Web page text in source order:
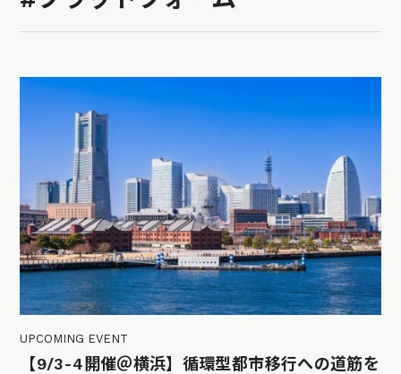
UPCOMING EVENT
【9/3-4開催＠横浜】循環型都市移行への道筋を